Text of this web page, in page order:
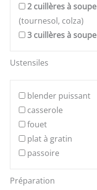
2 cuillères à soupe
(tournesol, colza)
3 cuillères à soupe
Ustensiles
blender puissant
casserole
fouet
plat à gratin
passoire
Préparation